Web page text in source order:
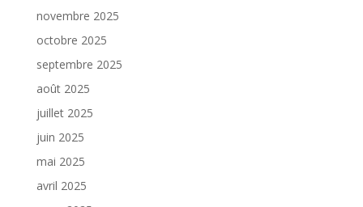
novembre 2025
octobre 2025
septembre 2025
août 2025
juillet 2025
juin 2025
mai 2025
avril 2025